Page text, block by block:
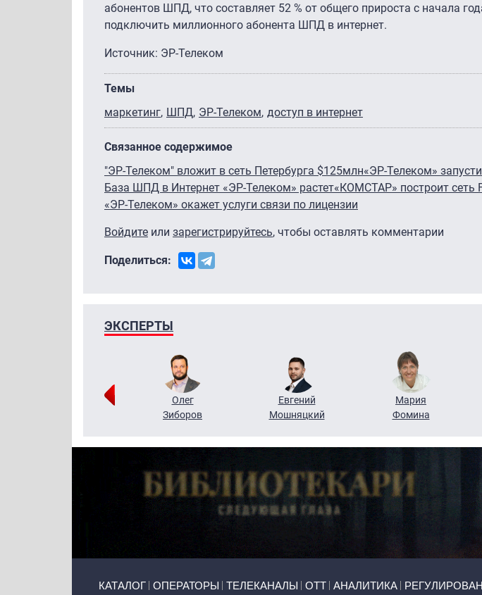
абонентов ШПД, что составляет 52 % от общего прироста с начала
подключить миллионного абонента ШПД в интернет.
Источник: ЭР-Телеком
Темы
маркетинг ШПД ЭР-Телеком доступ в интернет
Связанное содержимое
"ЭР-Телеком" вложит в сеть Петербурга $125млн«ЭР-Телеком»
База ШПД в Интернет «ЭР-Телеком» растет«КОМСТАР» построит сеть
«ЭР-Телеком» окажет услуги связи по лицензии
Войдите или зарегистрируйтесь, чтобы оставлять комментарии
Поделиться:
ЭКСПЕРТЫ
Олег
Зиборов
Евгений
Мошняцкий
Мария
Фомина
КАТАЛОГ ОПЕРАТОРЫ ТЕЛЕКАНАЛЫ ОТТ АНАЛИТИКА